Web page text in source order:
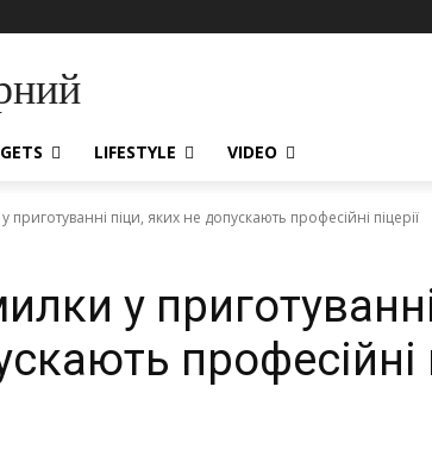
LIFESTYLE VIDEO
піци, яких не допускають професійні піцерії
у
професійні